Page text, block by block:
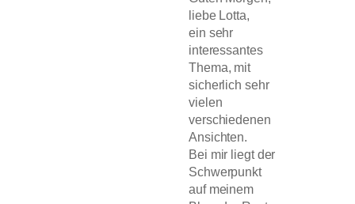
liebe Lotta,
ein sehr
interessantes
Thema, mit
sicherlich sehr
vielen
verschiedenen
Ansichten.
Bei mir liegt der
Schwerpunkt
auf meinem